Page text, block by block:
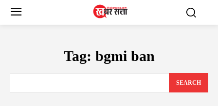
Tag: bgmi ban
SEARCH